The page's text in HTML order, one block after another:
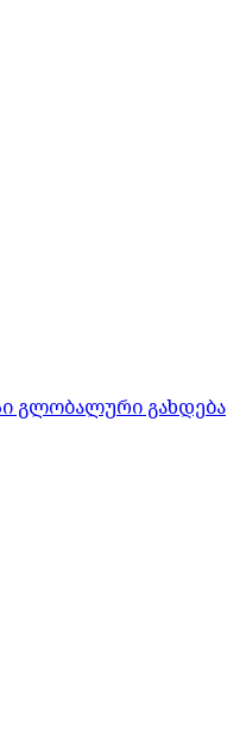
გლობალური გახდება